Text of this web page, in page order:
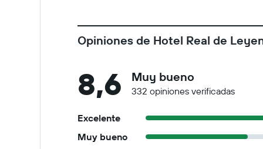
Opiniones de Hotel Real de
8,6 Muy bueno
332 opiniones verificadas
Excelente
Muy bueno